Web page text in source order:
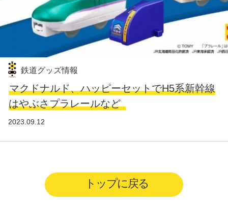
鉄道グッズ情報
マクドナルド、ハッピーセットでH5系新幹線
はやぶさプラレールなど
2023.09.12
トップに戻る